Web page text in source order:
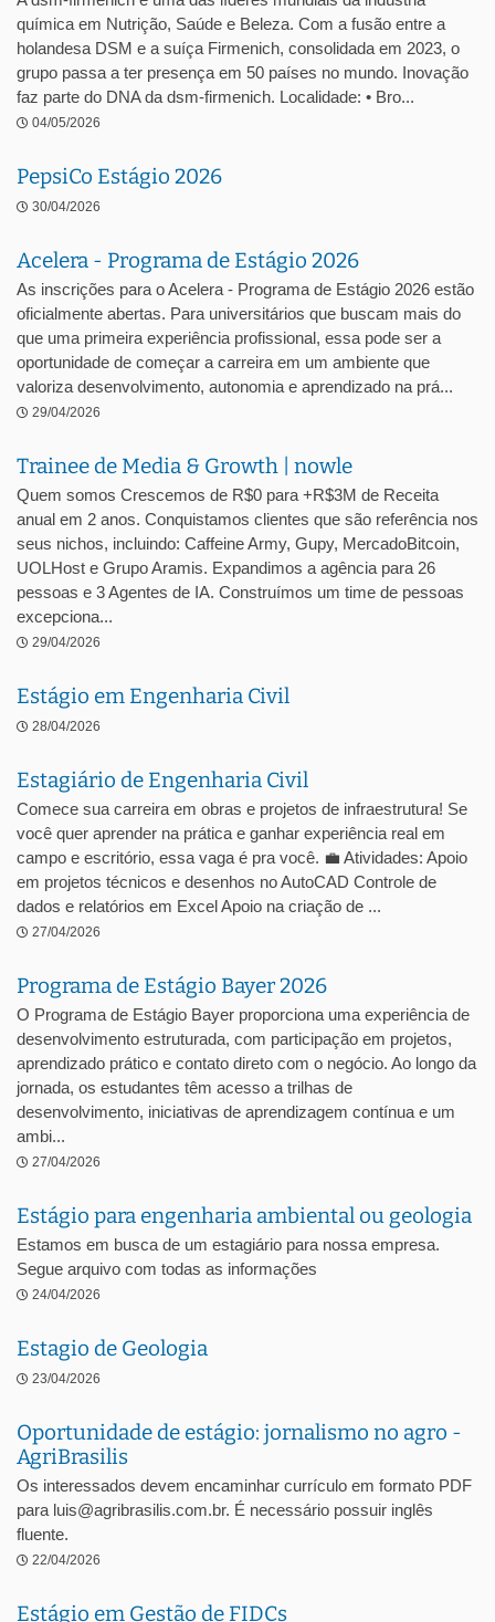
química em Nutrição, Saúde e Beleza. Com a fusão entre a
holandesa DSM e a suíça Firmenich, consolidada em 2023, o
grupo passa a ter presença em 50 países no mundo. Inovação
faz parte do DNA da dsm-firmenich. Localidade: • Bro...
04/05/2026
PepsiCo Estágio 2026
30/04/2026
Acelera - Programa de Estágio 2026
As inscrições para o Acelera - Programa de Estágio 2026 estão
oficialmente abertas. Para universitários que buscam mais do
que uma primeira experiência profissional, essa pode ser a
oportunidade de começar a carreira em um ambiente que
valoriza desenvolvimento, autonomia e aprendizado na prá...
29/04/2026
Trainee de Media & Growth | nowle
Quem somos Crescemos de R$0 para +R$3M de Receita
anual em 2 anos. Conquistamos clientes que são referência nos
seus nichos, incluindo: Caffeine Army, Gupy, MercadoBitcoin,
UOLHost e Grupo Aramis. Expandimos a agência para 26
pessoas e 3 Agentes de IA. Construímos um time de pessoas
excepciona...
29/04/2026
Estágio em Engenharia Civil
28/04/2026
Estagiário de Engenharia Civil
Comece sua carreira em obras e projetos de infraestrutura! Se
você quer aprender na prática e ganhar experiência real em
campo e escritório, essa vaga é pra você. 💼 Atividades: Apoio
em projetos técnicos e desenhos no AutoCAD Controle de
dados e relatórios em Excel Apoio na criação de ...
27/04/2026
Programa de Estágio Bayer 2026
O Programa de Estágio Bayer proporciona uma experiência de
desenvolvimento estruturada, com participação em projetos,
aprendizado prático e contato direto com o negócio. Ao longo da
jornada, os estudantes têm acesso a trilhas de
desenvolvimento, iniciativas de aprendizagem contínua e um
ambi...
27/04/2026
Estágio para engenharia ambiental ou geologia
Estamos em busca de um estagiário para nossa empresa.
Segue arquivo com todas as informações
24/04/2026
Estagio de Geologia
23/04/2026
Oportunidade de estágio: jornalismo no agro -
AgriBrasilis
Os interessados devem encaminhar currículo em formato PDF
para luis@agribrasilis.com.br. É necessário possuir inglês
fluente.
22/04/2026
Estágio em Gestão de FIDCs